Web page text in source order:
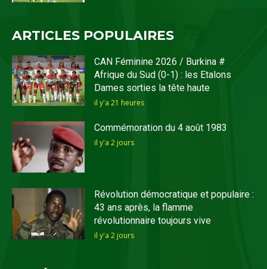
ARTICLES POPULAIRES
CAN Féminine 2026 / Burkina #
Afrique du Sud (0-1) : les Etalons
Dames sorties la tête haute
il y'a 21 heures
Commémoration du 4 août 1983
il y'a 2 jours
Révolution démocratique et populaire :
43 ans après, la flamme
révolutionnaire toujours vive
il y'a 2 jours